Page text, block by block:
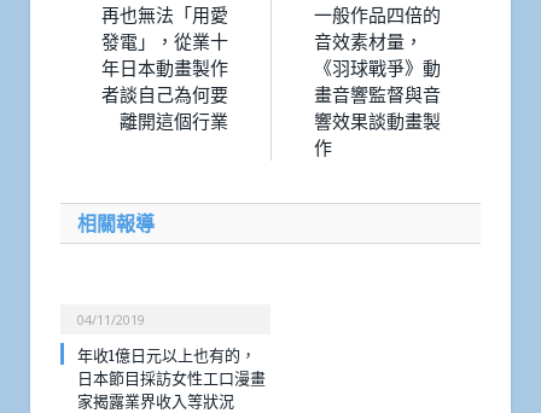
再也無法「用愛
發電」，從業十
年日本動畫製作
者談自己為何要
離開這個行業
一般作品四倍的
音效素材量，
《羽球戰爭》動
畫音響監督與音
響效果談動畫製
作
相關報導
04/11/2019
年收1億日元以上也有的，
日本節目採訪女性工口漫畫
家揭露業界收入等狀況